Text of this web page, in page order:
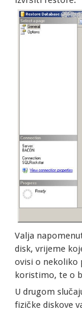
Valja
disk, vrijeme
ovisi o nekoliko
koristimo, te o
U drugom
fizičke diskove